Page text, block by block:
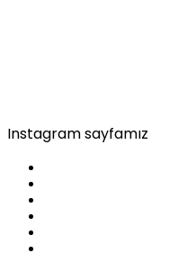
Instagram sayfamız